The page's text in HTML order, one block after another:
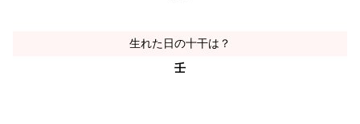
生れた日の十干は？
壬